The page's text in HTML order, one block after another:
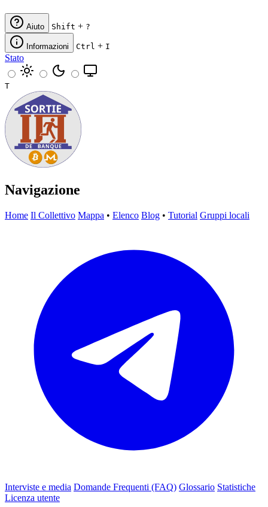
Aiuto Shift + ?
Informazioni Ctrl + I
Stato
T
Navigazione
Home Il Collettivo Mappa • Elenco Blog • Tutorial Gruppi locali
Interviste e media Domande Frequenti (FAQ) Glossario Statistiche
Licenza utente